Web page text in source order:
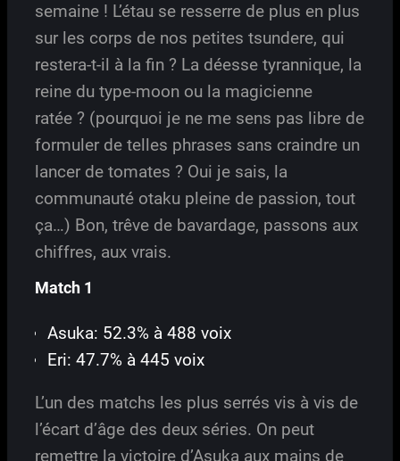
semaine ! L’étau se resserre de plus en plus
sur les corps de nos petites tsundere, qui
restera-t-il à la fin ? La déesse tyrannique, la
reine du type-moon ou la magicienne
ratée ? (pourquoi je ne me sens pas libre de
formuler de telles phrases sans craindre un
lancer de tomates ? Oui je sais, la
communauté otaku pleine de passion, tout
ça…) Bon, trêve de bavardage, passons aux
chiffres, aux vrais.
Match 1
Asuka: 52.3% à 488 voix
Eri: 47.7% à 445 voix
L’un des matchs les plus serrés vis à vis de
l’écart d’âge des deux séries. On peut
remettre la victoire d’Asuka aux mains de